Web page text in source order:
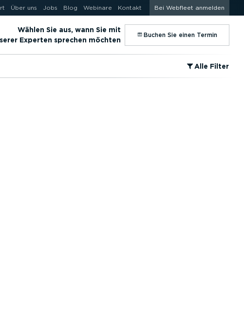
Über uns Jobs Blog Webinare Kontakt Bei Webfleet anmelden
Wählen Sie aus, wann Sie mit
Experten sprechen möchten
⁠Buchen Sie einen Termin
⁠Alle Filter